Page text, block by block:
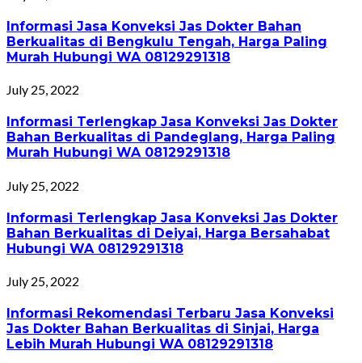
Informasi Jasa Konveksi Jas Dokter Bahan
Berkualitas di Bengkulu Tengah, Harga Paling
Murah Hubungi WA 08129291318
July 25, 2022
Informasi Terlengkap Jasa Konveksi Jas Dokter
Bahan Berkualitas di Pandeglang, Harga Paling
Murah Hubungi WA 08129291318
July 25, 2022
Informasi Terlengkap Jasa Konveksi Jas Dokter
Bahan Berkualitas di Deiyai, Harga Bersahabat
Hubungi WA 08129291318
July 25, 2022
Informasi Rekomendasi Terbaru Jasa Konveksi
Jas Dokter Bahan Berkualitas di Sinjai, Harga
Lebih Murah Hubungi WA 08129291318